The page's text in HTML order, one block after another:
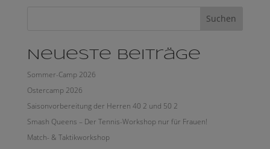
Suchen
Neueste Beiträge
Sommer-Camp 2026
Ostercamp 2026
Saisonvorbereitung der Herren 40 2 und 50 2
Smash Queens – Der Tennis-Workshop nur für Frauen!
Match- & Taktikworkshop